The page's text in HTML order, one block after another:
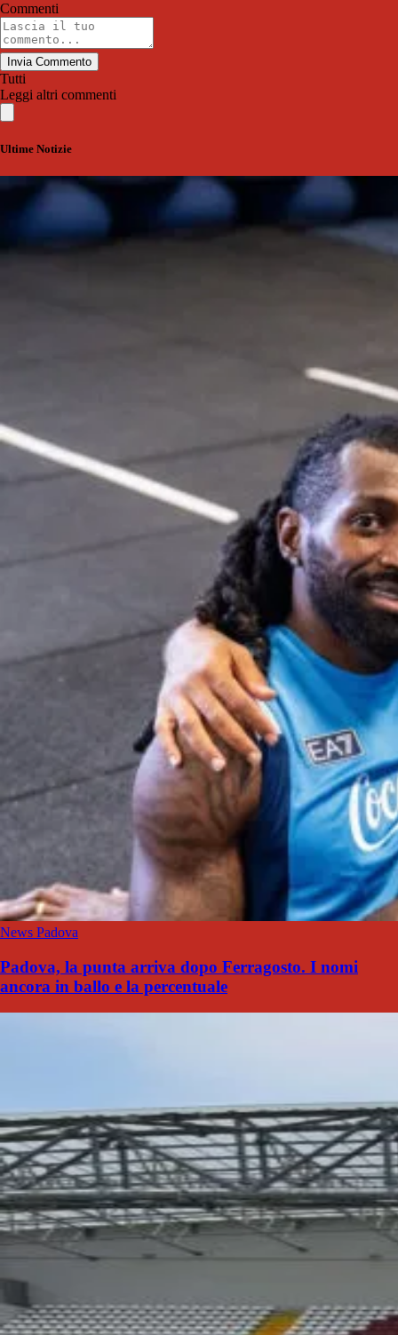
Commenti
Invia Commento
Tutti
Leggi altri commenti
Ultime Notizie
News Padova
Padova, la punta arriva dopo Ferragosto. I nomi
ancora in ballo e la percentuale